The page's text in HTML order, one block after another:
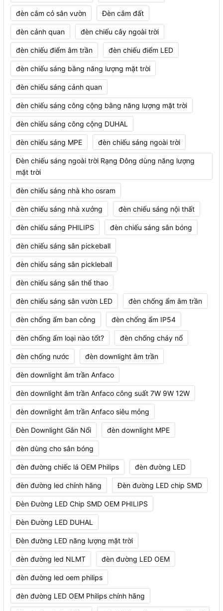
đèn cắm cỏ sân vườn Đèn cắm đất
đèn cảnh quan đèn chiếu cây ngoài trời
đèn chiếu điểm âm trần đèn chiếu điểm LED
đèn chiếu sáng bằng năng lượng mặt trời
đèn chiếu sáng cảnh quan
đèn chiếu sáng công cộng bằng năng lượng mặt trời
đèn chiếu sáng công cộng DUHAL
đèn chiếu sáng MPE đèn chiếu sáng ngoài trời
Đèn chiếu sáng ngoài trời Rạng Đông dùng năng lượng
mặt trời
đèn chiếu sáng nhà kho osram
đèn chiếu sáng nhà xưởng đèn chiếu sáng nội thất
đèn chiếu sáng PHILIPS đèn chiếu sáng sân bóng
đèn chiếu sáng sân pickeball
đèn chiếu sáng sân pickleball
đèn chiếu sáng sân thể thao
đèn chiếu sáng sân vườn LED đèn chống ẩm âm trần
đèn chống ẩm ban công đèn chống ẩm IP54
đèn chống ẩm loại nào tốt? đèn chống cháy nổ
đèn chống nước đèn downlight âm trần
đèn downlight âm trần Anfaco
đèn downlight âm trần Anfaco công suất 7W 9W 12W
đèn downlight âm trần Anfaco siêu mỏng
Đèn Downlight Gắn Nổi đèn downlight MPE
đèn dùng cho sân bóng
đèn đường chiếc lá OEM Philips đèn đường LED
đèn đường led chính hãng Đèn đường LED chip SMD
Đèn Đường LED Chip SMD OEM PHILIPS
Đèn Đường LED DUHAL
Đèn đường LED năng lượng mặt trời
đèn đường led NLMT đèn đường LED OEM
đèn đường led oem philips
đèn đường LED OEM Philips chính hãng